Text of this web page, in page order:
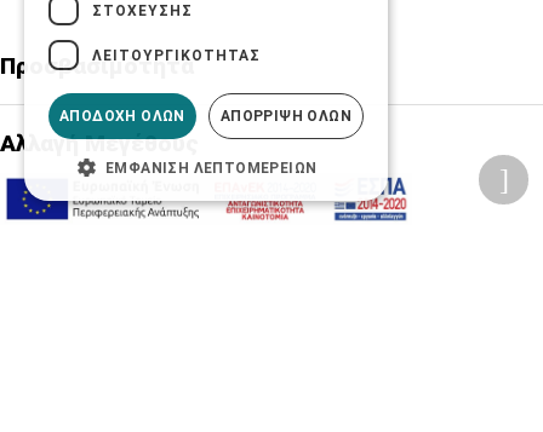
Προσβασιμότητα
Αλλαγή Μεγέθους
A- A+
A
ΣΤΌΧΕΥΣΗΣ
ΛΕΙΤΟΥΡΓΙΚΌΤΗΤΑΣ
ΑΠΟΔΟΧΉ ΌΛΩΝ ΑΠΌΡΡΙΨΗ ΌΛΩΝ
ΕΜΦΆΝΙΣΗ ΛΕΠΤΟΜΕΡΕΙΏΝ